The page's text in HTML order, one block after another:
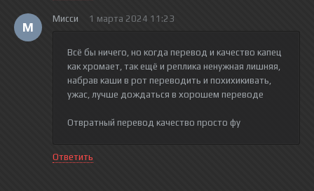
М
Мисси 1 марта 2024 11:23
Всё бы ничего, но когда перевод и качество капец
как хромает, так ещё и реплика ненужная лишняя,
набрав каши в рот переводить и похихикивать,
ужас, лучше дождаться в хорошем переводе
Отвратный перевод качество просто фу
Ответить